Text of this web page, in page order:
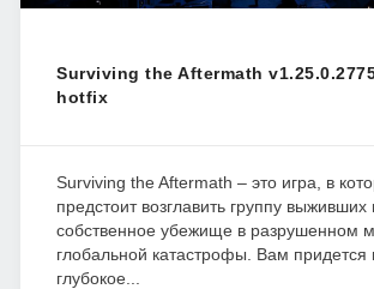
Surviving the Aftermath
hotfix
Surviving the Aftermath – это игра, в
предстоит возглавить группу выживших
собственное убежище в разрушенном
глобальной катастрофы. Вам придется
глубокое...